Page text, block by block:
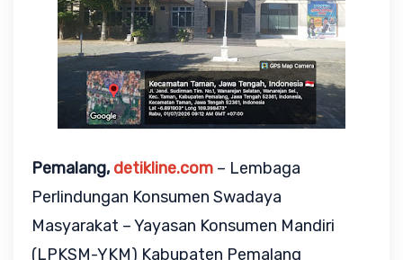
Pemalang, detikline.com – Lembaga
Perlindungan Konsumen Swadaya
Masyarakat – Yayasan Konsumen Mandiri
(LPKSM-YKM) Kabupaten Pemalang